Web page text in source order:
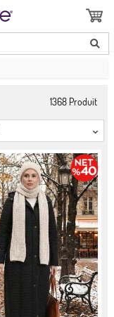
1368 Produit